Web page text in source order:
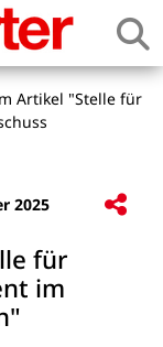
Artikel "Stelle für
2025
für
im